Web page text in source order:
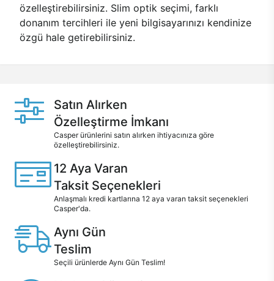
özelleştirebilirsiniz. Slim optik seçimi, farklı
donanım tercihleri ile yeni bilgisayarınızı kendinize
özgü hale getirebilirsiniz.
Satın Alırken
Özelleştirme İmkanı
Casper ürünlerini satın alırken ihtiyacınıza göre
özelleştirebilirsiniz.
12 Aya Varan
Taksit Seçenekleri
Anlaşmalı kredi kartlarına 12 aya varan taksit seçenekleri
Casper'da.
Aynı Gün
Teslim
Seçili ürünlerde Aynı Gün Teslim!